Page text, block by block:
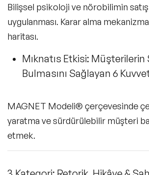
Bilişsel psikoloji ve nörobilimin
uygulanması. Karar alma
haritası.
Mıknatıs Etkisi: Müşterilerin
Bulmasını Sağlayan 6
MAGNET Modeli® çerçevesinde
yaratma ve sürdürülebilir müşteri
etmek.